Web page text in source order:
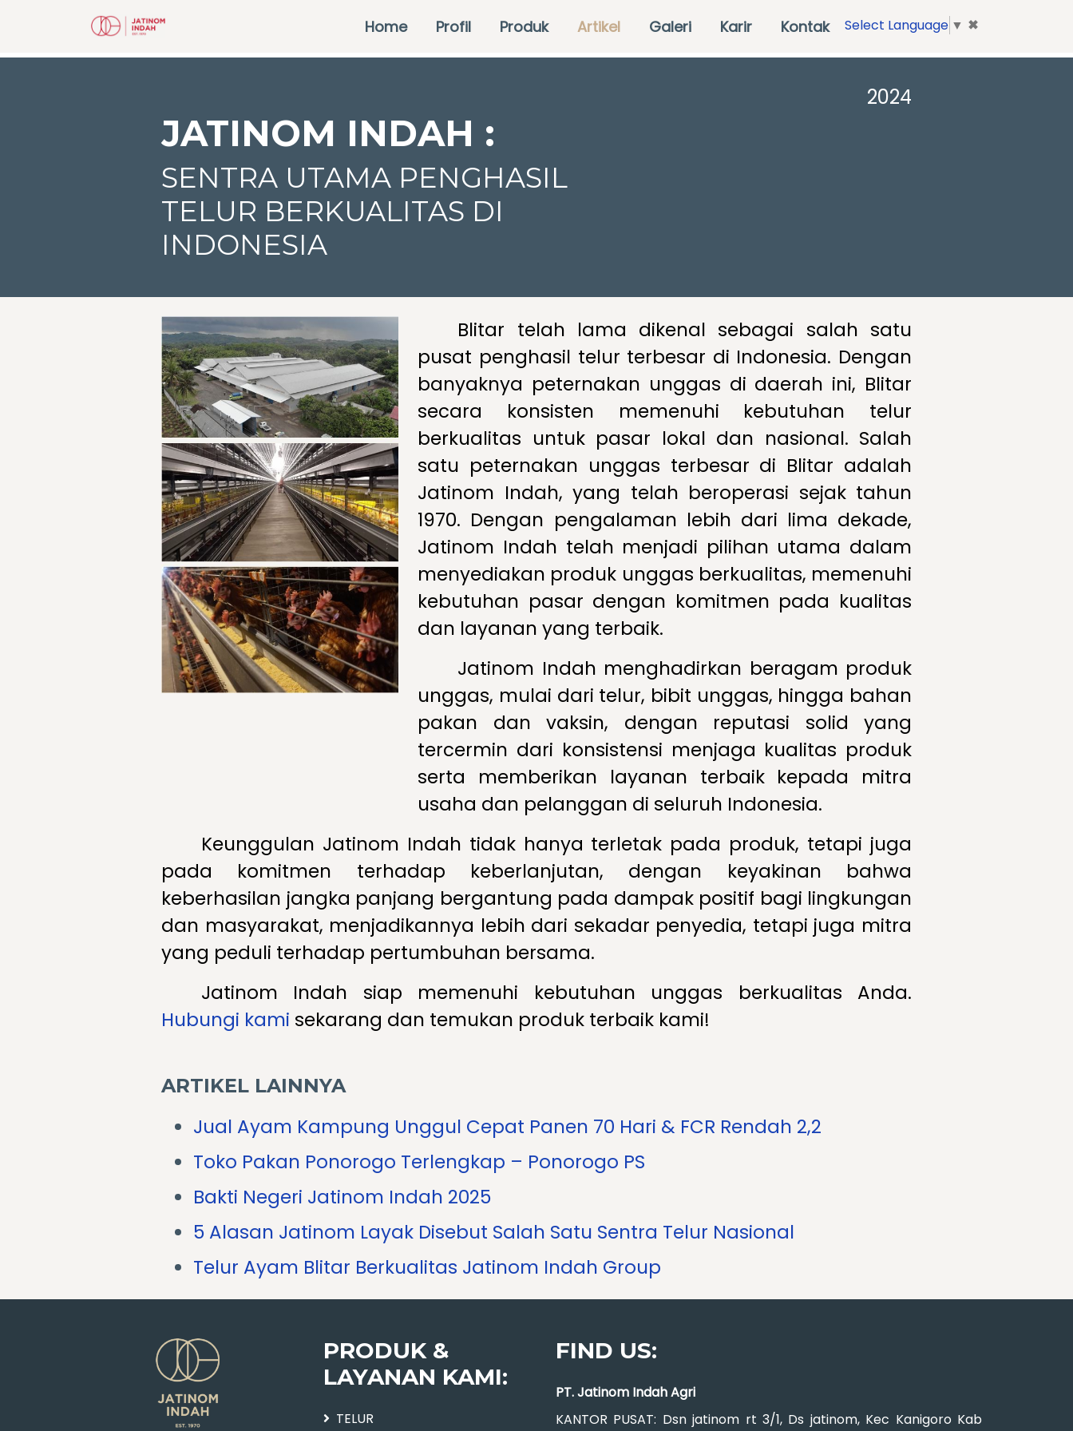
Home Profil Produk Artikel Galeri Karir Kontak Select Language ▼ ✖
2024
JATINOM INDAH :
SENTRA UTAMA PENGHASIL
TELUR BERKUALITAS DI
INDONESIA
Blitar telah lama dikenal sebagai salah satu
pusat penghasil telur terbesar di Indonesia. Dengan
banyaknya peternakan unggas di daerah ini, Blitar
secara konsisten memenuhi kebutuhan telur
berkualitas untuk pasar lokal dan nasional. Salah
satu peternakan unggas terbesar di Blitar adalah
Jatinom Indah, yang telah beroperasi sejak tahun
1970. Dengan pengalaman lebih dari lima dekade,
Jatinom Indah telah menjadi pilihan utama dalam
menyediakan produk unggas berkualitas, memenuhi
kebutuhan pasar dengan komitmen pada kualitas
dan layanan yang terbaik.
Jatinom Indah menghadirkan beragam produk
unggas, mulai dari telur, bibit unggas, hingga bahan
pakan dan vaksin, dengan reputasi solid yang
tercermin dari konsistensi menjaga kualitas produk
serta memberikan layanan terbaik kepada mitra
usaha dan pelanggan di seluruh Indonesia.
Keunggulan Jatinom Indah tidak hanya terletak pada produk, tetapi juga
pada komitmen terhadap keberlanjutan, dengan keyakinan bahwa
keberhasilan jangka panjang bergantung pada dampak positif bagi lingkungan
dan masyarakat, menjadikannya lebih dari sekadar penyedia, tetapi juga mitra
yang peduli terhadap pertumbuhan bersama.
Jatinom Indah siap memenuhi kebutuhan unggas berkualitas Anda.
Hubungi kami sekarang dan temukan produk terbaik kami!
ARTIKEL LAINNYA
Jual Ayam Kampung Unggul Cepat Panen 70 Hari & FCR Rendah 2,2
Toko Pakan Ponorogo Terlengkap – Ponorogo PS
Bakti Negeri Jatinom Indah 2025
5 Alasan Jatinom Layak Disebut Salah Satu Sentra Telur Nasional
Telur Ayam Blitar Berkualitas Jatinom Indah Group
PRODUK &
LAYANAN KAMI:
TELUR
FIND US:
PT. Jatinom Indah Agri
KANTOR PUSAT: Dsn jatinom rt 3/1, Ds jatinom, Kec Kanigoro Kab